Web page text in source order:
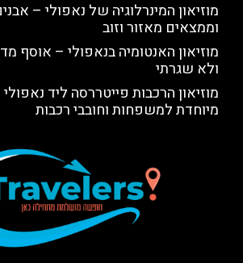
מוזיאון המינרלוגיה של נאפולי –
וממצאים מאזור וזוב
מוזיאון האנטומיה בנאפולי – אוסף
ולא שגרתי
מוזיאון הרכבות פייטררסה ליד
מיוחדת למשפחות וחובבי רכבות